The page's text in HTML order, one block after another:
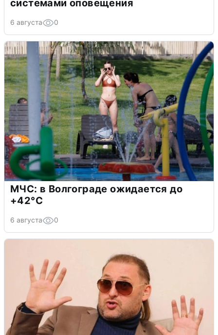
системами оповещения
6 августа 0
МЧС: в Волгограде ожидается до
+42°C
6 августа 0